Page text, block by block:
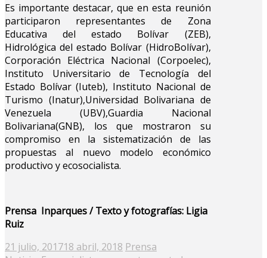
Es importante destacar, que en esta reunión
participaron representantes de Zona
Educativa del estado Bolívar (ZEB),
Hidrológica del estado Bolívar (HidroBolívar),
Corporación Eléctrica Nacional (Corpoelec),
Instituto Universitario de Tecnología del
Estado Bolívar (Iuteb), Instituto Nacional de
Turismo (Inatur),Universidad Bolivariana de
Venezuela (UBV),Guardia Nacional
Bolivariana(GNB), los que mostraron su
compromiso en la sistematización de las
propuestas al nuevo modelo económico
productivo y ecosocialista.
Prensa Inparques / Texto y fotografías: Ligia
Ruiz
Posted
21 julio, 201718 abril, 2018 Prensa